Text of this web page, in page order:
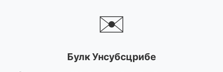
✉️
Булк Унсубсцрибе